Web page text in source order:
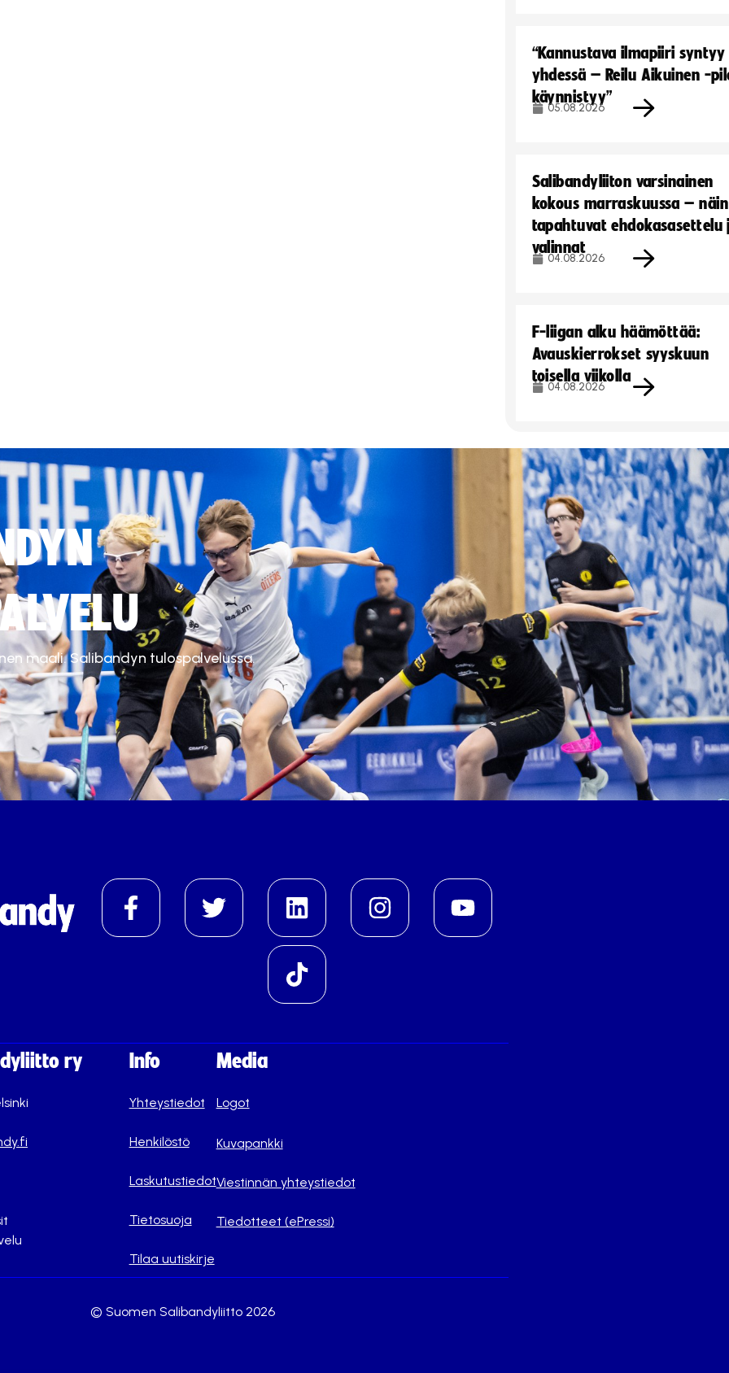
“Kannustava ilmapiiri syntyy
yhdessä – Reilu Aikuinen -
käynnistyy”
05.08.2026
Salibandyliiton varsinainen
kokous marraskuussa – näin
tapahtuvat ehdokasasettelu
valinnat
04.08.2026
F-liigan alku häämöttää:
Avauskierrokset syyskuun
toisella viikolla
04.08.2026
maali. Salibandyn tulospalvelussa.
ry Info
Yhteystiedot
Henkilöstö
Laskutustiedot
Tietosuoja
Tilaa uutiskirje
Media
Logot
Kuvapankki
Viestinnän yhteystiedot
Tiedotteet (ePressi)
© Suomen Salibandyliitto 2026